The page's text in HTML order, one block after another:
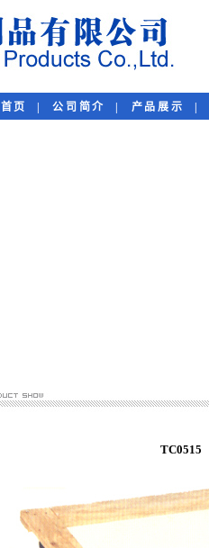
首页 |公司简介 产品展示
TC0515